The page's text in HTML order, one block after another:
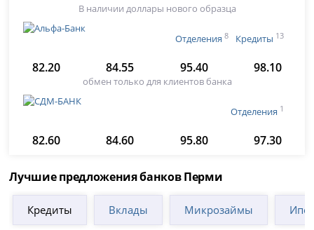
В наличии доллары нового образца
Отделения 8 Кредиты 13
82.20 84.55 95.40 98.10
обмен только для клиентов банка
Отделения 1
82.60 84.60 95.80 97.30
Лучшие предложения банков Перми
Кредиты Вклады Микрозаймы